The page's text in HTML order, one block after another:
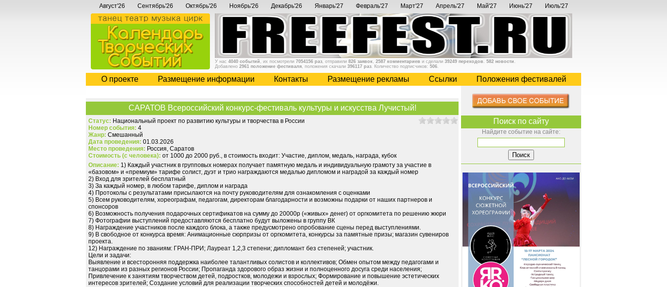
Август'26 Сентябрь'26 Октябрь'26 Ноябрь'26 Декабрь'26 Январь'27 Февраль'27 Март'27 Апрель'27 Май'27 Июнь'27 Июль'27
У нас 4040 событий , их посмотрели 7054156 раз, отправили 826 заявок, 2587 комментариев и сделали 39249 переходов . 582 новости .
Добавлено 2961 положение фестиваля, положения скачали 396117 раз. Количество подписчиков: 506.
О проекте Размещение информации Контакты Размещение рекламы Cсылки Положения фестивалей
САРАТОВ Всероссийский конкурс-фестиваль культуры и искусства Лучистый!
Статус: Национальный проект по развитию культуры и творчества в России
Номер события: 4
Жанр: Смешанный
Дата проведения: 01.03.2026
Место проведения: Россия, Саратов
Стоимость (с человека): от 1000 до 2000 руб., в стоимость входит: Участие, диплом, медаль, награда, кубок
Описание: 1) Каждый участник в групповых номерах получает памятную медаль и индивидуальную грамоту за участие в
«базовом» и «премиум» тарифе солист, дуэт и трио награждаются медалью дипломом и наградой за каждый номер
2) Вход для зрителей бесплатный
3) За каждый номер, в любом тарифе, диплом и награда
4) Протоколы с результатами присылаются на почту руководителям для ознакомления с оценками
5) Всем руководителям, хореографам, педагогам, директорам благодарности и возможны подарки от наших партнеров и
спонсоров
6) Возможность получения подарочных сертификатов на сумму до 20000р («живых» денег) от оргкомитета по решению жюри
7) Фотографии выступлений предоставляются бесплатно будут выложены в группу ВК
8) Награждение участников после каждого блока, а также предусмотрено опробование сцены перед выступлениями.
9) В свободное от конкурса время: Анимационные сюрпризы от оргкомитета, конкурсы за памятные призы; магазин сувениров
проекта.
12) Награждение по званиям: ГРАН-ПРИ; Лауреат 1,2,3 степени; дипломант без степеней; участник.
Цели и задачи:
Выявление и всесторонняя поддержка наиболее талантливых солистов и коллективов; Обмен опытом между педагогами и
танцорами из разных регионов России; Пропаганда здорового образ жизни и полноценного досуга среди населения;
Привлечение к занятиям творчеством детей, подростков, молодежи и взрослых; Формирование и повышение эстетических
интересов зрителей; Создание условий для реализации творческих способностей детей и молодёжи.
Поиск по сайту
Найдите событие на сайте: